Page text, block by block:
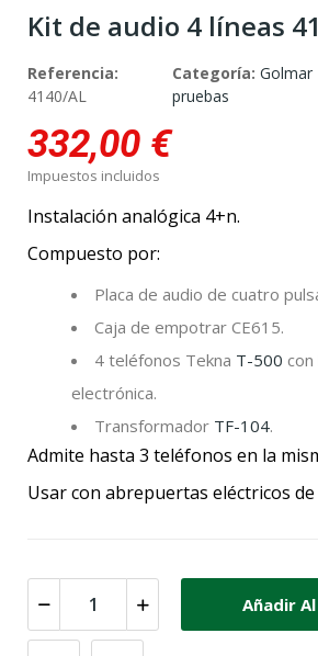
Kit de audio 4 líneas
Referencia:
4140/AL
Categoría: Golmar
pruebas
332,00 €
Impuestos incluidos
Instalación analógica 4+n.
Compuesto por:
Placa de audio de cuatro
Caja de empotrar CE615.
4 teléfonos Tekna T-500 con
electrónica.
Transformador TF-104.
Admite hasta 3 teléfonos en la
Usar con abrepuertas eléctricos de
Añadir